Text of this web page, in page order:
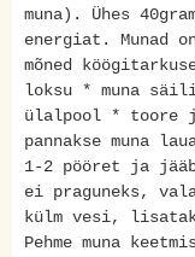
muna). Ühes
energiat. Munad
mõned
loksu * muna
ülalpool * toore
pannakse muna
1-2 pööret ja
ei praguneks,
külm vesi,
Pehme muna